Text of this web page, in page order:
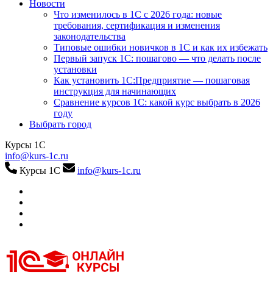
Новости
Что изменилось в 1С с 2026 года: новые
требования, сертификация и изменения
законодательства
Типовые ошибки новичков в 1С и как их избежать
Первый запуск 1С: пошагово — что делать после
установки
Как установить 1С:Предприятие — пошаговая
инструкция для начинающих
Сравнение курсов 1С: какой курс выбрать в 2026
году
Выбрать город
Курсы 1С
info@kurs-1c.ru
Курсы 1С
info@kurs-1c.ru